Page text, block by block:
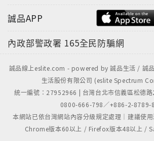
誠品APP
內政部警政署 165全民防騙網
誠品線上eslite.com - powered by 誠品生活 / 誠
生活股份有限公司 (eslite Spectrum
統一編號：27952966 | 台灣台北市信義區松德路
0800-666-798／+886-2-8789-
本網站已依台灣網站內容分級規定處理｜建議使
Chrome版本60以上 / Firefox版本48以上 /